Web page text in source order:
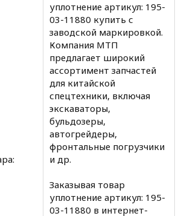
уплотнение артикул: 195-
03-11880 купить с
заводской маркировкой.
Компания МТП
предлагает широкий
ассортимент запчастей
для китайской
спецтехники, включая
экскаваторы,
бульдозеры,
автогрейдеры,
фронтальные погрузчики
и др.
Заказывая товар
уплотнение артикул: 195-
03-11880 в интернет-